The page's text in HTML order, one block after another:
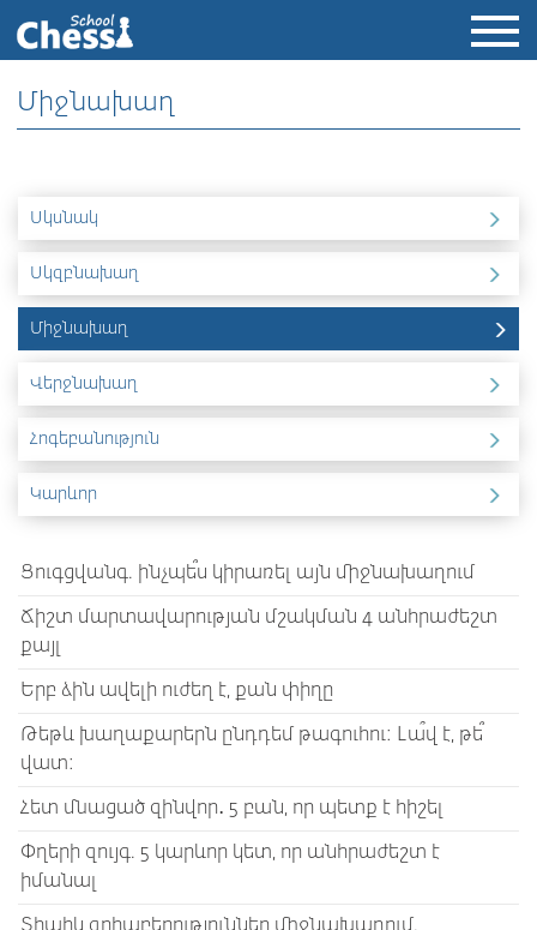
Միջնախաղ
Սկսնակ
Սկզբնախաղ
Միջնախաղ
Վերջնախաղ
Հոգեբանություն
Կարևոր
Ցուգցվանգ. ինչպե՞ս կիրառել այն միջնախաղում
Ճիշտ մարտավարության մշակման 4 անհրաժեշտ
քայլ
Երբ ձին ավելի ուժեղ է, քան փիղը
Թեթև խաղաքարերն ընդդեմ թագուհու: Լա՞վ է, թե՞
վատ:
Հետ մնացած զինվոր․ 5 բան, որ պետք է հիշել
Փղերի զույգ. 5 կարևոր կետ, որ անհրաժեշտ է
իմանալ